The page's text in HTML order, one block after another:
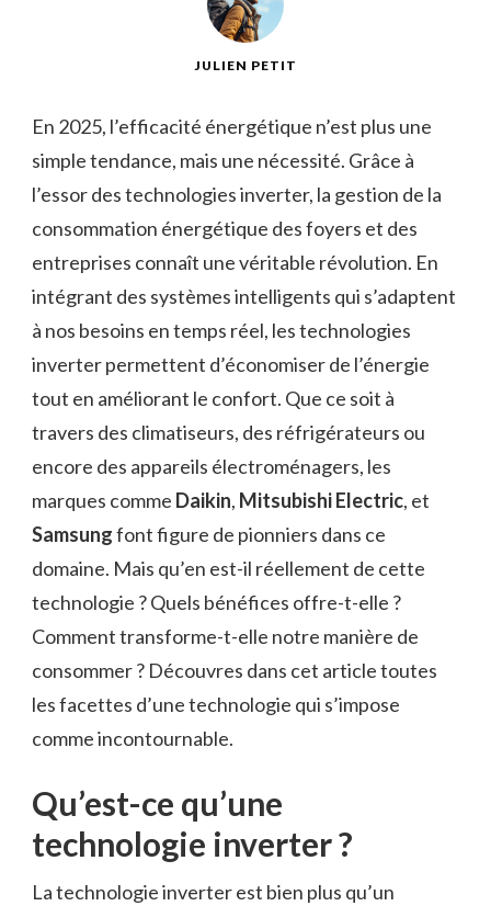
JULIEN PETIT
En 2025, l’efficacité énergétique n’est plus une
simple tendance, mais une nécessité. Grâce à
l’essor des technologies inverter, la gestion de la
consommation énergétique des foyers et des
entreprises connaît une véritable révolution. En
intégrant des systèmes intelligents qui s’adaptent
à nos besoins en temps réel, les technologies
inverter permettent d’économiser de l’énergie
tout en améliorant le confort. Que ce soit à
travers des climatiseurs, des réfrigérateurs ou
encore des appareils électroménagers, les
marques comme Daikin, Mitsubishi Electric, et
Samsungfont figure de pionniers dans ce
domaine. Mais qu’en est-il réellement de cette
technologie ? Quels bénéfices offre-t-elle ?
Comment transforme-t-elle notre manière de
consommer ? Découvres dans cet article toutes
les facettes d’une technologie qui s’impose
comme incontournable.
Qu’est-ce qu’une
technologie inverter ?
La technologie inverter est bien plus qu’un